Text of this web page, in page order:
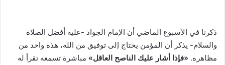
ذكرنا في الأسبوع الماضي أن الإمام الجواد -عليه أفضل الصلاة
والسلام- يذكر أن المؤمن يحتاج إلى توفيق من الله، هذه واحد من
مظاهره. «فإذا أشار عليك الناصح العاقل» مباشرة تسمعه تقرأ له